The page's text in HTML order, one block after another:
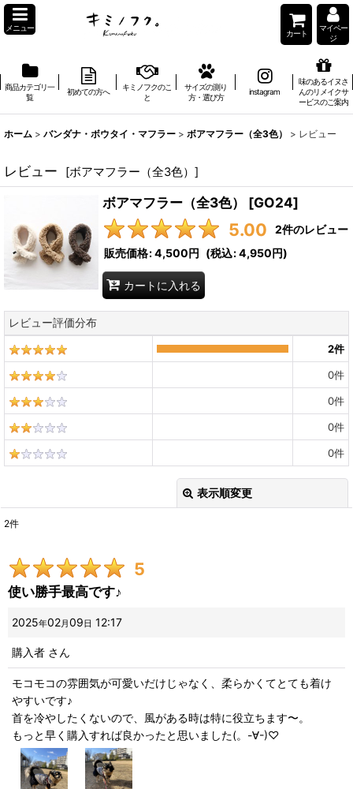
メニュー
カート
マイペー
ジ
商品カテゴリ一
覧
初めての方へ
キミノフクのこ
と
サイズの測り
方・選び方
instagram
味のあるイヌさ
んのリメイクサ
ービスのご案内
ホーム > バンダナ・ボウタイ・マフラー > ボアマフラー（全3色） > レビュー
レビュー [ボアマフラー（全3色） ]
ボアマフラー（全3色） [GO24]
5.00 2件のレビュー
販売価格:4,500円 (税込:4,950円)
カートに入れる
レビュー評価分布
2件
0件
0件
0件
0件
表示順変更
期間:
画像:
星の数 :
並び順 :
2件
5
使い勝手最高です♪
2025年02月09日 12:17
購入者 さん
モコモコの雰囲気が可愛いだけじゃなく、柔らかくてとても着け
やすいです♪
首を冷やしたくないので、風がある時は特に役立ちます〜。
もっと早く購入すれば良かったと思いました(。-∀-)♡